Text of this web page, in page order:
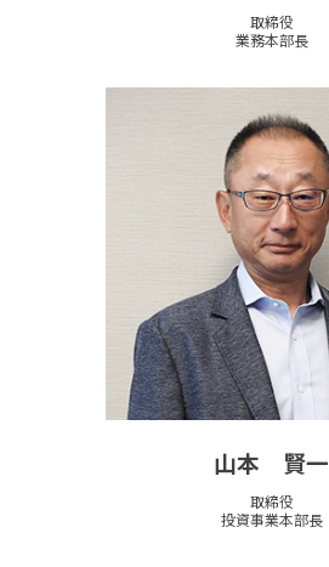
取締役
業務本部長
山本 賢一
取締役
投資事業本部長